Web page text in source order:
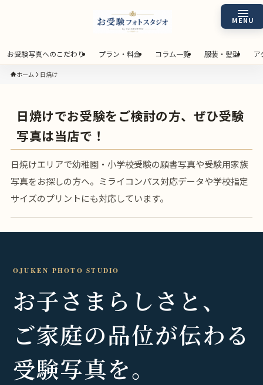
お受験写真へのこだわり プラン・料金 コラム一覧 服装・髪型 ア
ホーム 日焼け
日焼けでお受験をご検討の方、ぜひ受験
写真は当店で！
日焼けエリアで幼稚園・小学校受験の願書写真や受験用家族
写真をお探しの方へ。ミライコンパス対応データや学校指定
サイズのプリントにも対応しています。
OJUKEN PHOTO STUDIO
お子さまらしさと、
ご家庭の品位が伝わる
受験写真を。